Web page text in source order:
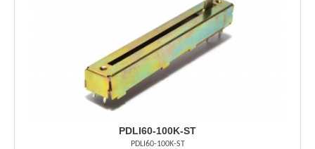
PDLI60-100K-ST
PDLI60-100K-ST